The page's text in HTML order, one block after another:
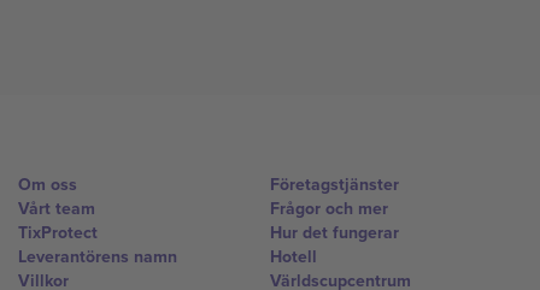
Om oss
Vårt team
TixProtect
Leverantörens namn
Villkor
Företagstjänster
Frågor och mer
Hur det fungerar
Hotell
Världscupcentrum